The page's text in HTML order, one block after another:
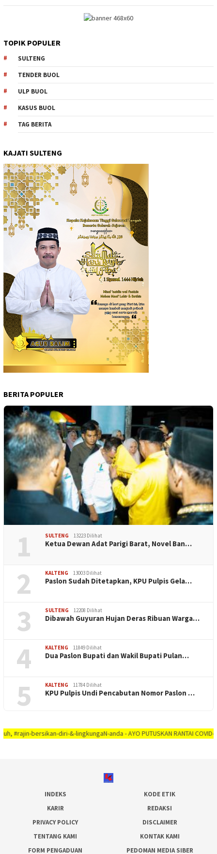
TOPIK POPULER
SULTENG
TENDER BUOL
ULP BUOL
KASUS BUOL
TAG BERITA
KAJATI SULTENG
BERITA POPULER
1 SULTENG 13223 Dilihat
Ketua Dewan Adat Parigi Barat, Novel Ban…
2 KALTENG 13003 Dilihat
Paslon Sudah Ditetapkan, KPU Pulpis Gela…
3 SULTENG 12208 Dilihat
Dibawah Guyuran Hujan Deras Ribuan Warga…
4 KALTENG 11849 Dilihat
Dua Paslon Bupati dan Wakil Bupati Pulan…
5 KALTENG 11784 Dilihat
KPU Pulpis Undi Pencabutan Nomor Paslon …
bersikan-diri-&-lingkungaN-anda - AYO PUTUSKAN RANTAI COVID-19
INDEKS
KODE ETIK
KARIR
REDAKSI
PRIVACY POLICY
DISCLAIMER
TENTANG KAMI
KONTAK KAMI
FORM PENGADUAN
PEDOMAN MEDIA SIBER